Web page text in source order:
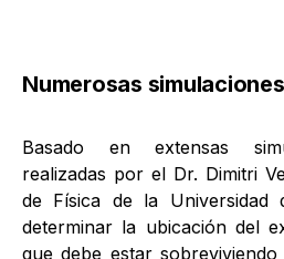
Numerosas simulaciones
Basado en extensas
realizadas por el Dr. Dimitri
de Física de la Universidad
determinar la ubicación del
que debe estar sobreviviendo